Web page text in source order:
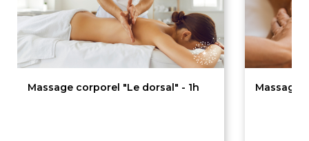
Massage corporel "Le dorsal" - 1h Massage